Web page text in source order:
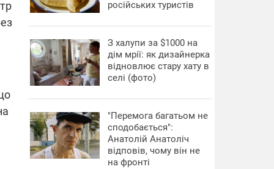
російських туристів
З халупи за $1000 на
дім мрії: як дизайнерка
відновлює стару хату в
селі (фото)
"Перемога багатьом не
сподобається":
Анатолій Анатоліч
відповів, чому він не
на фронті